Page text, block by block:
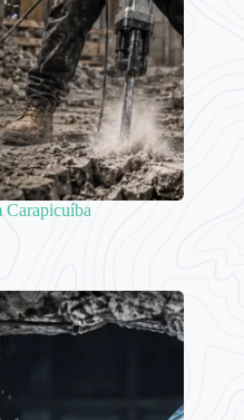
Carapicuíba